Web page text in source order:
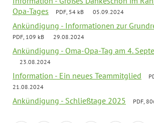
Opa-Tages
PDF, 54 kB 05.09.2024
Ankündigung - Informationen zur
PDF, 109 kB 29.08.2024
Ankündigung - Oma-Opa-Tag am 4.
23.08.2024
Information - Ein neues Teammitglied
21.08.2024
Ankündigung - Schließtage 2025 PDF,